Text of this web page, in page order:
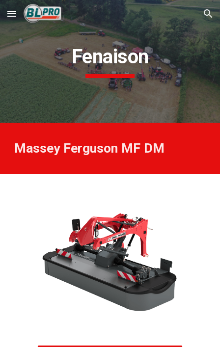
Skip to main content Skip to navigation
Fenaison
Massey Ferguson MF DM